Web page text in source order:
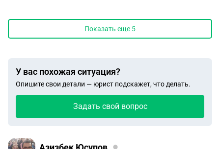
Показать еще 5
У вас похожая ситуация?
Опишите свои детали — юрист подскажет, что делать.
Задать свой вопрос